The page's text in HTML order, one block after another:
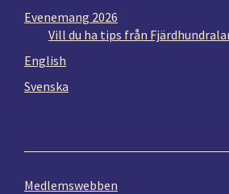
Evenemang 2026
Vill du ha tips från
English
Svenska
Medlemswebben